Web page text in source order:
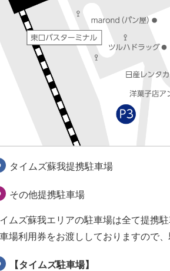
タイムズ蘇我提携駐車場
その他提携駐車場
ムズ蘇我エリアの駐車場は全て提携駐
場利用券をお渡ししておりますので
【タイムズ駐車場】